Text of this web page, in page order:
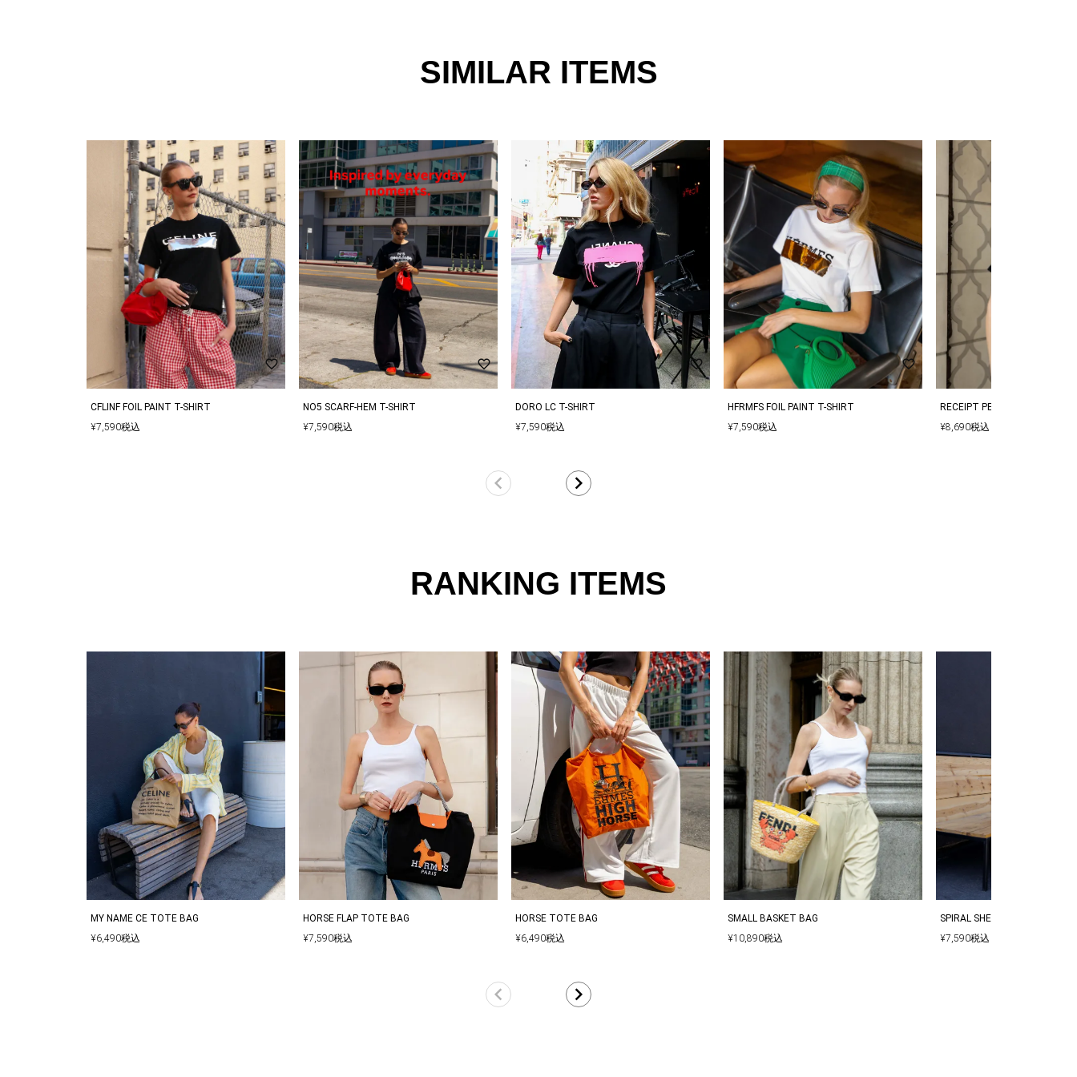
▼実物に近い色は、着用以外の色名が付いた画像が１番近い色になります。
▼サイズはスタッフが平置きでメジャー計測したものになります。商品により若干の誤差が生じ
る場合がございます。
▼ご購入の際に1回の決済で当店が定めている金額以上であれば送料無料となります。再度、別
決済でご購入する際は同梱は出来かねます。
▼多くのお客様からアクセスいただいておりますので、他のお客様と同じタイミングで商品をカ
ートに入れてしまった場合、ご注文頂いた商品が欠品となる場合もございます。
その場合は、在庫切れのお詫びメールとともに、欠品分の商品をキャンセルした内容にて商品を
手配させていただきます。
SIMILAR ITEMS
CFLINF FOIL PAINT T-SHIRT
¥7,590税込
NO5 SCARF-HEM T-SHIRT
¥7,590税込
DORO LC T-SHIRT
¥7,590税込
HFRMFS FOIL PAINT T-SHIRT
¥7,590税込
RECEIPT PERFUME T-SHIRT
¥8,690税込
RANKING ITEMS
MY NAME CE TOTE BAG
¥6,490税込
HORSE FLAP TOTE BAG
¥7,590税込
HORSE TOTE BAG
¥6,490税込
SMALL BASKET BAG
¥10,890税込
SPIRAL SHELL MOTIF FLAP
¥7,590税込